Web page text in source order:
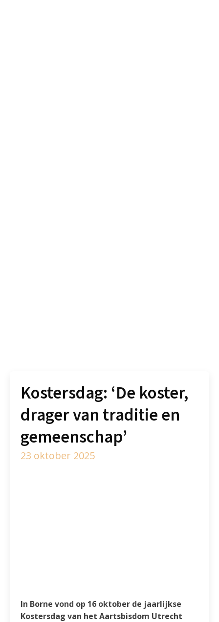
Kostersdag: ‘De koster,
drager van traditie en
gemeenschap’
23 oktober 2025
In Borne vond op 16 oktober de jaarlijkse
Kostersdag van het Aartsbisdom Utrecht